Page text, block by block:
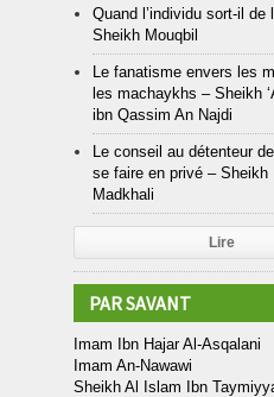
Quand l’individu sort-il de
Sheikh Mouqbil
Le fanatisme envers les
les machaykhs – Sheikh
ibn Qassim An Najdi
Le conseil au détenteur
se faire en privé – Sheikh
Madkhali
Lire
PAR SAVANT
Imam Ibn Hajar Al-Asqalani
Imam An-Nawawi
Sheikh Al Islam Ibn